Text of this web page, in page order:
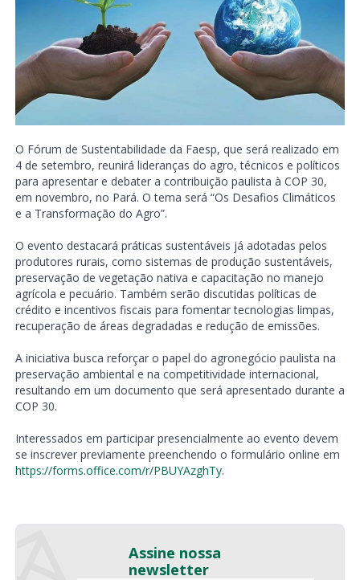
O Fórum de Sustentabilidade da Faesp, que será realizado em
4 de setembro, reunirá lideranças do agro, técnicos e políticos
para apresentar e debater a contribuição paulista à COP 30,
em novembro, no Pará. O tema será “Os Desafios Climáticos
e a Transformação do Agro”.
O evento destacará práticas sustentáveis já adotadas pelos
produtores rurais, como sistemas de produção sustentáveis,
preservação de vegetação nativa e capacitação no manejo
agrícola e pecuário. Também serão discutidas políticas de
crédito e incentivos fiscais para fomentar tecnologias limpas,
recuperação de áreas degradadas e redução de emissões.
A iniciativa busca reforçar o papel do agronegócio paulista na
preservação ambiental e na competitividade internacional,
resultando em um documento que será apresentado durante a
COP 30.
Interessados em participar presencialmente ao evento devem
se inscrever previamente preenchendo o formulário online em
https://forms.office.com/r/PBUYAzghTy.
Assine nossa
newsletter